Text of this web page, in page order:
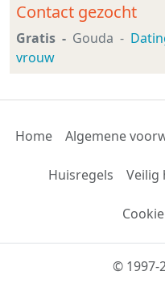
Contact gezocht
Gratis Gouda
vrouw
Home Algemene
Huisregels Veilig
© 1997-